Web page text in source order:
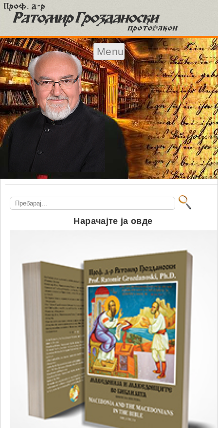
Menu
Skip to content
Search
for:
Нарачајте ја овде